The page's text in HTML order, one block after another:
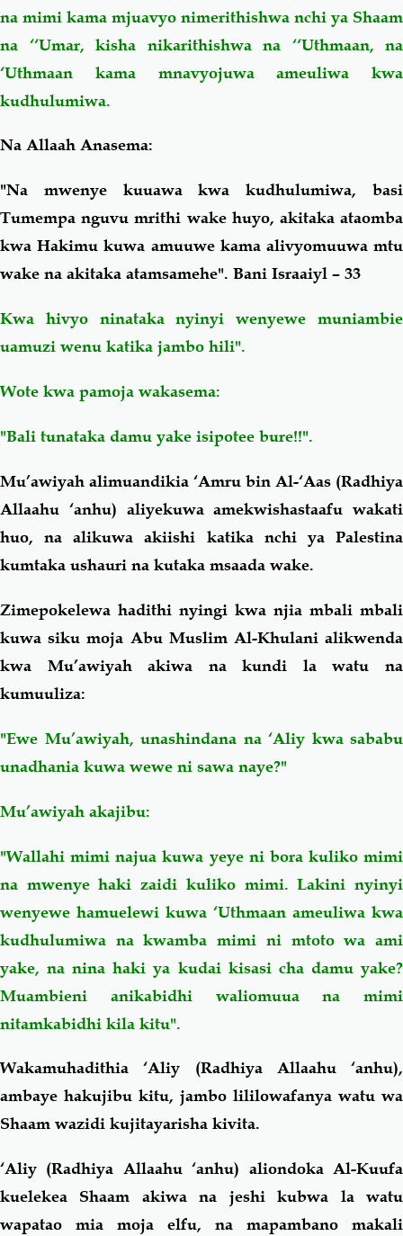
na mimi kama mjuavyo nimerithishwa nchi ya Shaam
na ‘‘Umar, kisha nikarithishwa na ‘‘Uthmaan, na
‘Uthmaan kama mnavyojuwa ameuliwa kwa
kudhulumiwa.
Na Allaah Anasema:
"Na mwenye kuuawa kwa kudhulumiwa, basi
Tumempa nguvu mrithi wake huyo, akitaka ataomba
kwa Hakimu kuwa amuuwe kama alivyomuuwa mtu
wake na akitaka atamsamehe". Bani Israaiyl – 33
Kwa hivyo ninataka nyinyi wenyewe muniambie
uamuzi wenu katika jambo hili".
Wote kwa pamoja wakasema:
"Bali tunataka damu yake isipotee bure!!".
Mu’awiyah alimuandikia ‘Amru bin Al-‘Aas (Radhiya
Allaahu ‘anhu) aliyekuwa amekwishastaafu wakati
huo, na alikuwa akiishi katika nchi ya Palestina
kumtaka ushauri na kutaka msaada wake.
Zimepokelewa hadithi nyingi kwa njia mbali mbali
kuwa siku moja Abu Muslim Al-Khulani alikwenda
kwa Mu’awiyah akiwa na kundi la watu na
kumuuliza:
"Ewe Mu’awiyah, unashindana na ‘Aliy kwa sababu
unadhania kuwa wewe ni sawa naye?"
Mu’awiyah akajibu:
"Wallahi mimi najua kuwa yeye ni bora kuliko mimi
na mwenye haki zaidi kuliko mimi. Lakini nyinyi
wenyewe hamuelewi kuwa ‘Uthmaan ameuliwa kwa
kudhulumiwa na kwamba mimi ni mtoto wa ami
yake, na nina haki ya kudai kisasi cha damu yake?
Muambieni anikabidhi waliomuua na mimi
nitamkabidhi kila kitu".
Wakamuhadithia ‘Aliy (Radhiya Allaahu ‘anhu),
ambaye hakujibu kitu, jambo lililowafanya watu wa
Shaam wazidi kujitayarisha kivita.
‘Aliy (Radhiya Allaahu ‘anhu) aliondoka Al-Kuufa
kuelekea Shaam akiwa na jeshi kubwa la watu
wapatao mia moja elfu, na mapambano makali